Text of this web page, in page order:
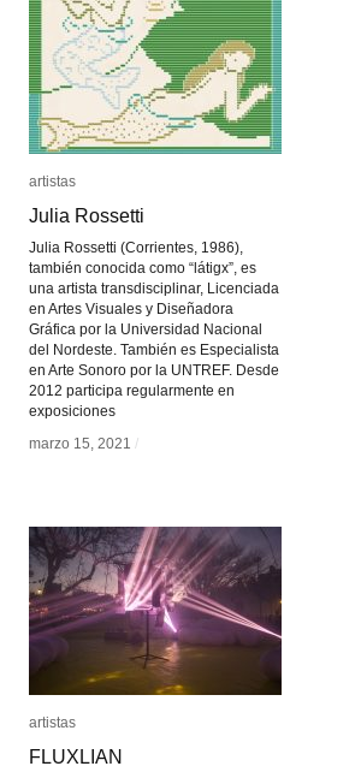
artistas
Julia Rossetti
Julia Rossetti (Corrientes, 1986),
también conocida como “látigx”, es
una artista transdisciplinar, Licenciada
en Artes Visuales y Diseñadora
Gráfica por la Universidad Nacional
del Nordeste. También es Especialista
en Arte Sonoro por la UNTREF. Desde
2012 participa regularmente en
exposiciones
marzo 15, 2021 /
artistas
Julia Rossetti
marzo 15, 2021 /
artistas
FLUXLIAN
artistas
FLUXLIAN